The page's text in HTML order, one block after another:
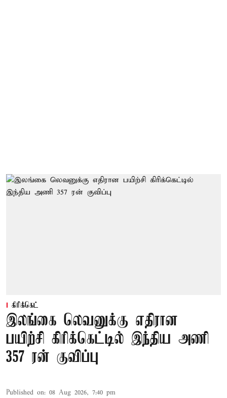
கிரிக்கெட்
இலங்கை லெவனுக்கு எதிரான
பயிற்சி கிரிக்கெட்டில் இந்திய அணி
357 ரன் குவிப்பு
Published on: 08 Aug 2026, 7:40 pm